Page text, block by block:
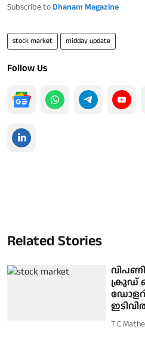
Subscribe to Dhanam Magazine
stock market midday update
Follow Us
Related Stories
ക്രൂഡ്
T C